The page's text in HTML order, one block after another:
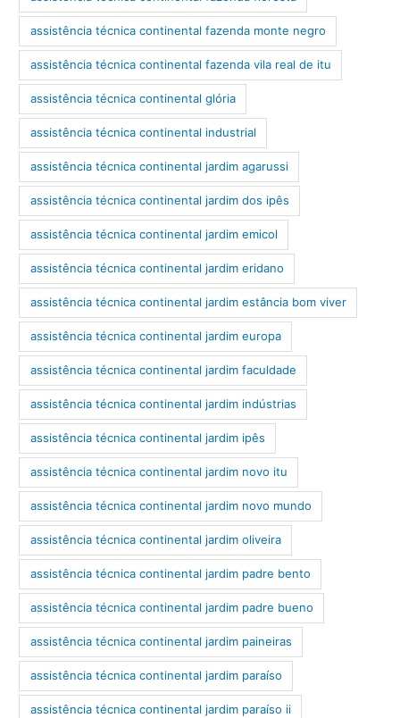
assistência técnica continental fazenda monte negro
assistência técnica continental fazenda vila real de itu
assistência técnica continental glória
assistência técnica continental industrial
assistência técnica continental jardim agarussi
assistência técnica continental jardim dos ipês
assistência técnica continental jardim emicol
assistência técnica continental jardim eridano
assistência técnica continental jardim estância bom viver
assistência técnica continental jardim europa
assistência técnica continental jardim faculdade
assistência técnica continental jardim indústrias
assistência técnica continental jardim ipês
assistência técnica continental jardim novo itu
assistência técnica continental jardim novo mundo
assistência técnica continental jardim oliveira
assistência técnica continental jardim padre bento
assistência técnica continental jardim padre bueno
assistência técnica continental jardim paineiras
assistência técnica continental jardim paraíso
assistência técnica continental jardim paraíso ii